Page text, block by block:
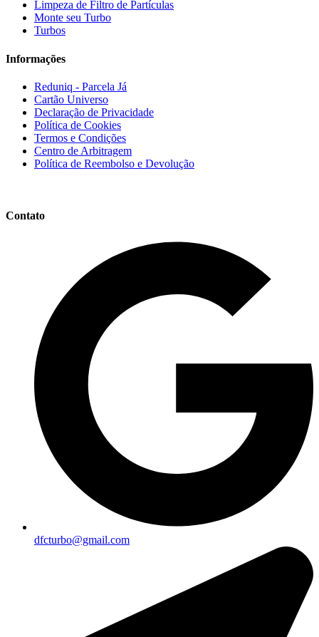
Limpeza de Filtro de Partículas
Monte seu Turbo
Turbos
Informações
Reduniq - Parcela Já
Cartão Universo
Declaração de Privacidade
Política de Cookies
Termos e Condições
Centro de Arbitragem
Política de Reembolso e Devolução
Contato
dfcturbo@gmail.com